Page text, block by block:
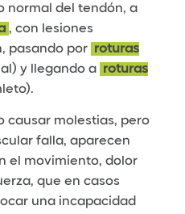
normal del tendón, a
, con lesiones
pasando por roturas
y llegando a roturas
causar molestias, pero
falla, aparecen
el movimiento, dolor
que en casos
una incapacidad